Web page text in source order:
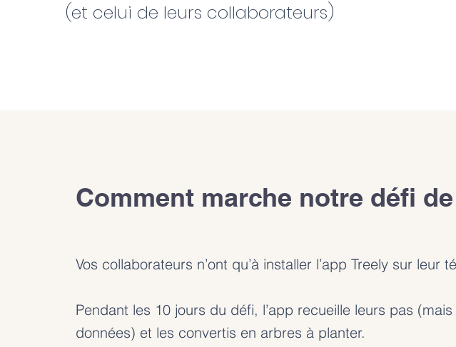
(et celui de leurs collaborateurs)
Comment marche notre défi
Vos collaborateurs n’ont qu’à installer l’app Treely sur leur
Pendant les 10 jours du défi, l’app recueille leurs pas
données) et les convertis en arbres à planter.